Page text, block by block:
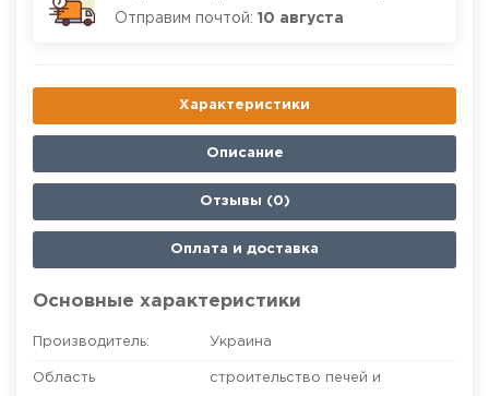
Отправим почтой: 10 августа
Характеристики
Описание
Отзывы (0)
Оплата и доставка
Основные характеристики
Производитель: Украина
Область
строительство печей и